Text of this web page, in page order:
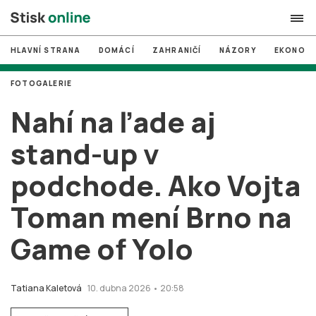
search
# MUNI
# Brno
# volby
login PŘIHLÁSIT SE
Zapomněli jste heslo?
HLAVNÍ STRANA DOMÁCÍ ZAHRANIČÍ NÁZORY
Nahí na ľade aj
stand-up v
podchode. Ako Vojta
Toman mení Brno na
Game of Yolo
Tatiana Kaletová 10. dubna 2026 • 20:58
FOTOGALERIE